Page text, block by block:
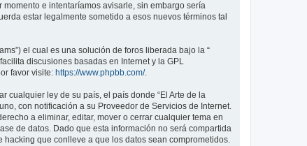
momento e intentaríamos avisarle, sin embargo sería
estar legalmente sometido a esos nuevos términos tal
el cual es una solución de foros liberada bajo la “
discusiones basadas en Internet y la GPL
favor visite: https://www.phpbb.com/.
cualquier ley de su país, el país donde “El Arte de la
con notificación a su Proveedor de Servicios de Internet.
a eliminar, editar, mover o cerrar cualquier tema en
de datos. Dado que esta información no será compartida
que conlleve a que los datos sean comprometidos.